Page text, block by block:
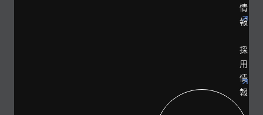
情
報
採
用
情
報